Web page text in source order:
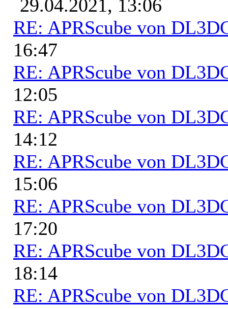
29.04.2021, 13:06
RE: APRScube von
16:47
RE: APRScube von
12:05
RE: APRScube von
14:12
RE: APRScube von
15:06
RE: APRScube von
17:20
RE: APRScube von
18:14
RE: APRScube von